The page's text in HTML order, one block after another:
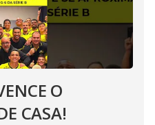
O
CASA!